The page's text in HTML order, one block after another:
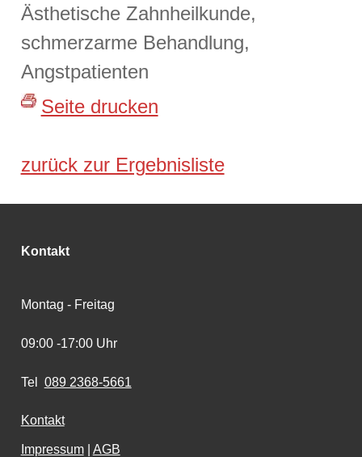
Ästhetische Zahnheilkunde,
schmerzarme Behandlung,
Angstpatienten
Seite drucken
zurück zur Ergebnisliste
Kontakt
Montag - Freitag
09:00 -17:00 Uhr
Tel 089 2368-5661
Kontakt
Impressum| AGB